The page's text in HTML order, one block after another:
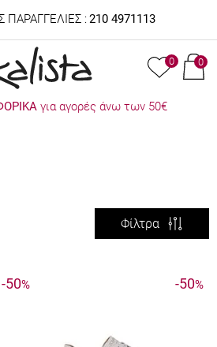
: 210 4971113
0 0
για αγορές άνω των 50€
Φίλτρα
-50% -50%